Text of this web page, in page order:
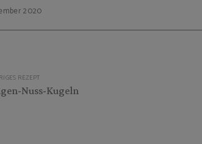
2020
REZEPT
Nuss-Kugeln